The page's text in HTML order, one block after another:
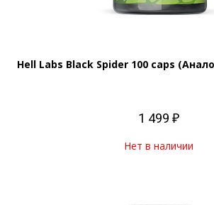
Hell Labs Black Spider 100 caps
1 499 ₽
Нет в наличии